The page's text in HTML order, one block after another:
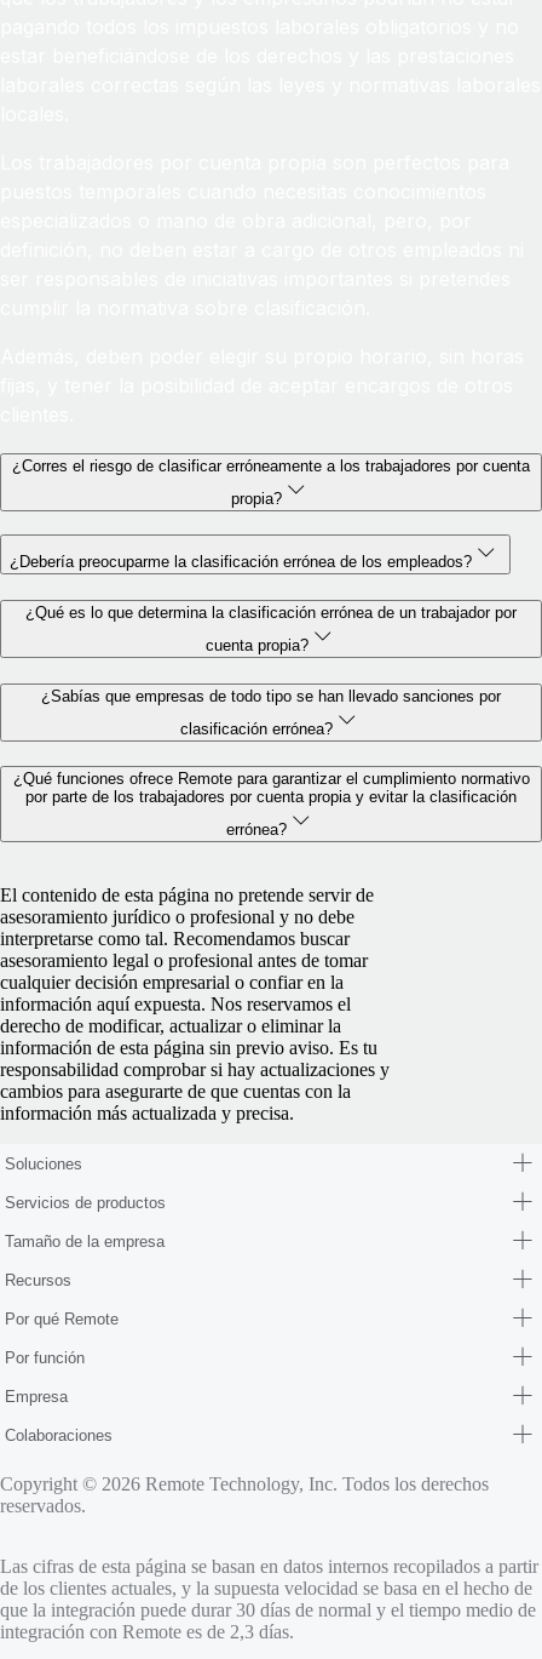
¿Corres el riesgo de clasificar erróneamente a los trabajadores por cuenta
propia?
¿Debería preocuparme la clasificación errónea de los empleados?
¿Qué es lo que determina la clasificación errónea de un trabajador por
cuenta propia?
¿Sabías que empresas de todo tipo se han llevado sanciones por
clasificación errónea?
¿Qué funciones ofrece Remote para garantizar el cumplimiento normativo
por parte de los trabajadores por cuenta propia y evitar la clasificación
errónea?
El contenido de esta página no pretende servir de
asesoramiento jurídico o profesional y no debe
interpretarse como tal. Recomendamos buscar
asesoramiento legal o profesional antes de tomar
cualquier decisión empresarial o confiar en la
información aquí expuesta. Nos reservamos el
derecho de modificar, actualizar o eliminar la
información de esta página sin previo aviso. Es tu
responsabilidad comprobar si hay actualizaciones y
cambios para asegurarte de que cuentas con la
información más actualizada y precisa.
Soluciones
Servicios de productos
Tamaño de la empresa
Recursos
Por qué Remote
Por función
Empresa
Colaboraciones
Copyright © 2026 Remote Technology, Inc. Todos los derechos
reservados.
Las cifras de esta página se basan en datos internos recopilados a partir
de los clientes actuales, y la supuesta velocidad se basa en el hecho de
que la integración puede durar 30 días de normal y el tiempo medio de
integración con Remote es de 2,3 días.